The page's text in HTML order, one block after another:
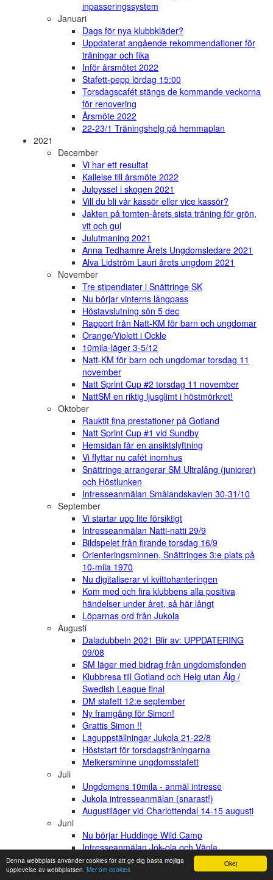
Okej
Denna webbplats använder cookies för att ge dig bästa möjliga
upplevelse av webbplatsen. Mer om cookies
inpasseringssystem
Januari
Dags för nya klubbkläder?
Uppdaterat angående rekommendationer för
träningar och fika
Inför årsmötet 2022
Stafett-pepp lördag 15:00
Torsdagscafét stängs de kommande veckorna
för renovering
Årsmöte 2022
22-23/1 Träningshelg på hemmaplan
2021
December
Vi har ett resultat
Kallelse till årsmöte 2022
Julpyssel i skogen 2021
Vill du bli vår kassör eller vice kassör?
Jakten på tomten-årets sista träning för grön,
vit och gul
Julutmaning 2021
Anna Tedhamre Årets Ungdomsledare 2021
Alva Lidström Lauri årets ungdom 2021
November
Tre stipendiater i Snättringe SK
Nu börjar vinterns långpass
Höstavslutning sön 5 dec
Rapport från Natt-KM för barn och ungdomar
Orange/Violett i Ockle
10mila-läger 3-5/12
Natt-KM för barn och ungdomar torsdag 11
november
Natt Sprint Cup #2 torsdag 11 november
NattSM en riktig ljusglimt i höstmörkret!
Oktober
Rauktit fina prestationer på Gotland
Natt Sprint Cup #1 vid Sundby
Hemsidan får en ansiktslyftning
Vi flyttar nu cafét inomhus
Snättringe arrangerar SM Ultralång (juniorer)
och Höstlunken
Intresseanmälan Smålandskavlen 30-31/10
September
Vi startar upp lite försiktigt
Intresseanmälan Natti-natti 29/9
Bildspelet från firande torsdag 16/9
Orienteringsminnen, Snättringes 3:e plats på
10-mila 1970
Nu digitaliserar vi kvittohanteringen
Kom med och fira klubbens alla positiva
händelser under året, så här långt
Löparnas ord från Jukola
Augusti
Daladubbeln 2021 Blir av: UPPDATERING
09/08
SM läger med bidrag från ungdomsfonden
Klubbresa till Gotland och Helg utan Älg /
Swedish League final
DM stafett 12:e september
Ny framgång för Simon!
Grattis Simon !!
Laguppställningar Jukola 21-22/8
Höststart för torsdagsträningarna
Melkersminne ungdomsstafett
Juli
Ungdomens 10mila - anmäl intresse
Jukola intresseanmälan (snarast!)
Augustiläger vid Charlottendal 14-15 augusti
Juni
Nu börjar Huddinge Wild Camp
Intresseanmälan Jok-ola och Vänla
Påminnelse-våravslutning söndag 13e juni
kl.13-16 Charlottendal